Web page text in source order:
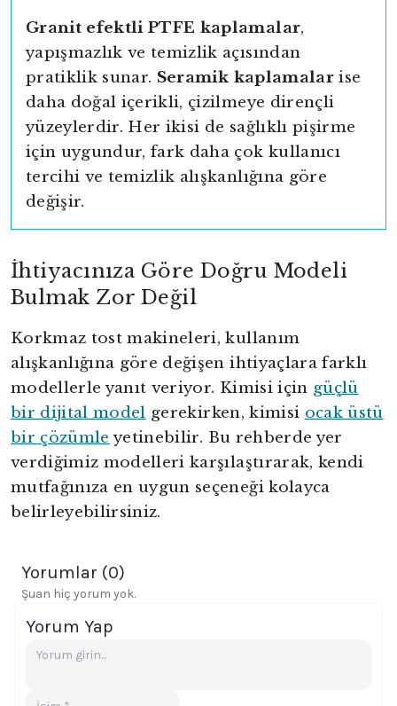
Granit efektli PTFE kaplamalar,
yapışmazlık ve temizlik açısından
pratiklik sunar. Seramik kaplamalarise
daha doğal içerikli, çizilmeye dirençli
yüzeylerdir. Her ikisi de sağlıklı pişirme
için uygundur, fark daha çok kullanıcı
tercihi ve temizlik alışkanlığına göre
değişir.
İhtiyacınıza Göre Doğru Modeli
Bulmak Zor Değil
Korkmaz tost makineleri, kullanım
alışkanlığına göre değişen ihtiyaçlara farklı
modellerle yanıt veriyor. Kimisi için güçlü
bir dijital model gerekirken, kimisi ocak üstü
bir çözümle yetinebilir. Bu rehberde yer
verdiğimiz modelleri karşılaştırarak, kendi
mutfağınıza en uygun seçeneği kolayca
belirleyebilirsiniz.
Yorumlar (0)
Şuan hiç yorum yok.
Yorum Yap